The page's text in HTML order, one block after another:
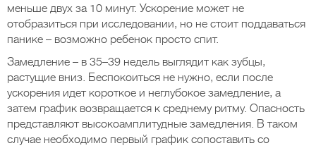
меньше двух за 10 минут. Ускорение может не
отобразиться при исследовании, но не стоит поддаваться
панике – возможно ребенок просто спит.
Замедление – в 35–39 недель выглядит как зубцы,
растущие вниз. Беспокоиться не нужно, если после
ускорения идет короткое и неглубокое замедление, а
затем график возвращается к среднему ритму. Опасность
представляют высокоамплитудные замедления. В таком
случае необходимо первый график сопоставить со